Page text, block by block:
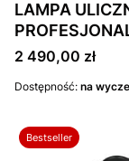
LAMPA
Cena
2 490,00 zł
Dostępność: na
Bestseller